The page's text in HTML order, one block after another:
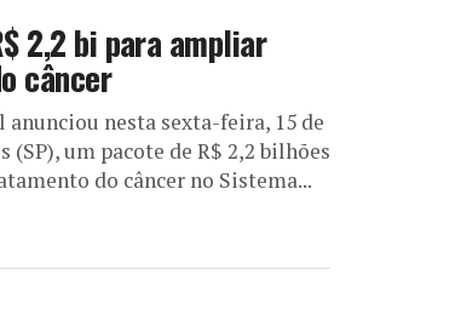
2,2 bi para ampliar
câncer
anunciou nesta sexta-feira, 15 de
(SP), um pacote de R$ 2,2 bilhões
do câncer no Sistema...